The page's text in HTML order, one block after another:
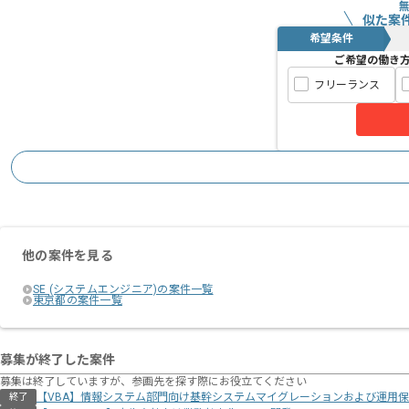
似た案
希望条件
ご希望の働き
フリーランス
他の案件を見る
SE (システムエンジニア)の案件一覧
東京都の案件一覧
募集が終了した案件
募集は終了していますが、参画先を探す際にお役立てください
終了 【VBA】情報システム部門向け基幹システムマイグレーションおよび運用